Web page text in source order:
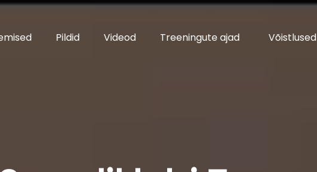
Pildid Videod Treeningute ajad Võistlused